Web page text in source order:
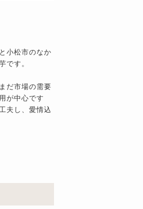
小松市のなか
です。
だ市場の需要
が中心です
夫し、愛情込